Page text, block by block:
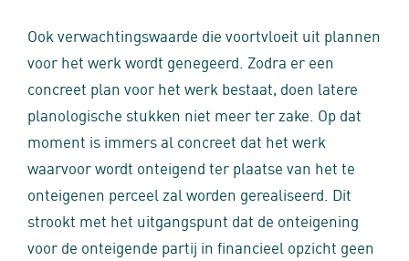
Ook verwachtingswaarde die voortvloeit uit plannen
voor het werk wordt genegeerd. Zodra er een
concreet plan voor het werk bestaat, doen latere
planologische stukken niet meer ter zake. Op dat
moment is immers al concreet dat het werk
waarvoor wordt onteigend ter plaatse van het te
onteigenen perceel zal worden gerealiseerd. Dit
strookt met het uitgangspunt dat de onteigening
voor de onteigende partij in financieel opzicht geen